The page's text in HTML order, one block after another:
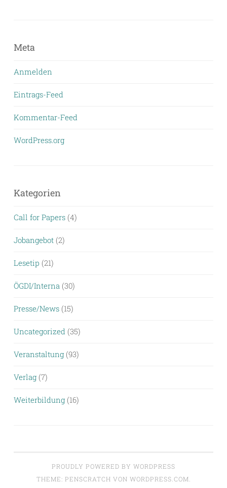
Meta
Anmelden
Eintrags-Feed
Kommentar-Feed
WordPress.org
Kategorien
Call for Papers (4)
Jobangebot (2)
Lesetip (21)
ÖGDI/Interna (30)
Presse/News (15)
Uncategorized (35)
Veranstaltung (93)
Verlag (7)
Weiterbildung (16)
PROUDLY POWERED BY WORDPRESS
THEME: PENSCRATCH VON WORDPRESS.COM